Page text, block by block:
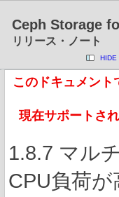
Ceph Storage
リリース・ノート
HIDE
このドキュメン
現在サポートさ
1.8.7 マル
CPU負荷